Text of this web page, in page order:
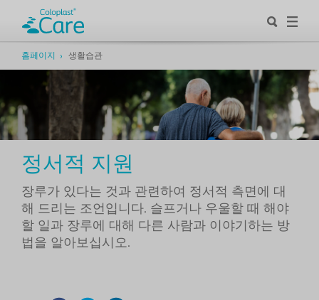
홈페이지 생활습관
정서적 지원
장루가 있다는 것과 관련하여 정서적 측면에 대
해 드리는 조언입니다. 슬프거나 우울할 때 해야
할 일과 장루에 대해 다른 사람과 이야기하는 방
법을 알아보십시오.